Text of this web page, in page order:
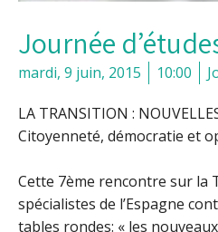
Journée
mardi, 9 juin, 2015 10:00
LA TRANSITION :
Citoyenneté, démocratie et
Cette 7ème rencontre sur la
spécialistes de l’Espagne
tables rondes: « les